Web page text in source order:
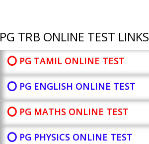
PG TRB ONLINE TEST LINKS
⭕ PG TAMIL ONLINE TEST
⭕ PG ENGLISH ONLINE TEST
⭕ PG MATHS ONLINE TEST
⭕ PG PHYSICS ONLINE TEST